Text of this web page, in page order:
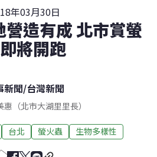
年03月30日
造有成 北市賞螢
將開跑
新聞/台灣新聞
（北市大湖里里長）
台北 螢火蟲 生物多樣性